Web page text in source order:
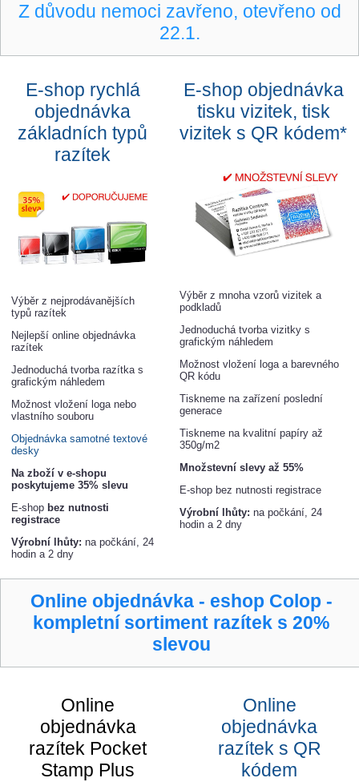
Z důvodu nemoci zavřeno, otevřeno od
22.1.
E-shop objednávka
tisku vizitek, tisk
vizitek s QR kódem*
Výběr z mnoha vzorů vizitek a
podkladů
Jednoduchá tvorba vizitky s
grafickým náhledem
Možnost vložení loga a barevného
QR kódu
Tiskneme na zařízení poslední
generace
Tiskneme na kvalitní papíry až
350g/m2
Množstevní slevy až 55%
E-shop bez nutnosti registrace
Výrobní lhůty: na počkání, 24
hodin a 2 dny
E-shop rychlá
objednávka
základních typů
razítek
Výběr z nejprodávanějších
typů razítek
Nejlepší online objednávka
razítek
Jednoduchá tvorba razítka s
grafickým náhledem
Možnost vložení loga nebo
vlastního souboru
Objednávka samotné textové
desky
Na zboží v e-shopu
poskytujeme 35% slevu
E-shop bez nutnosti
registrace
Výrobní lhůty: na počkání, 24
hodin a 2 dny
Online objednávka - eshop Colop -
kompletní sortiment razítek s 20%
slevou
Online
objednávka
razítek Pocket
Stamp Plus
Online
objednávka
razítek s QR
kódem